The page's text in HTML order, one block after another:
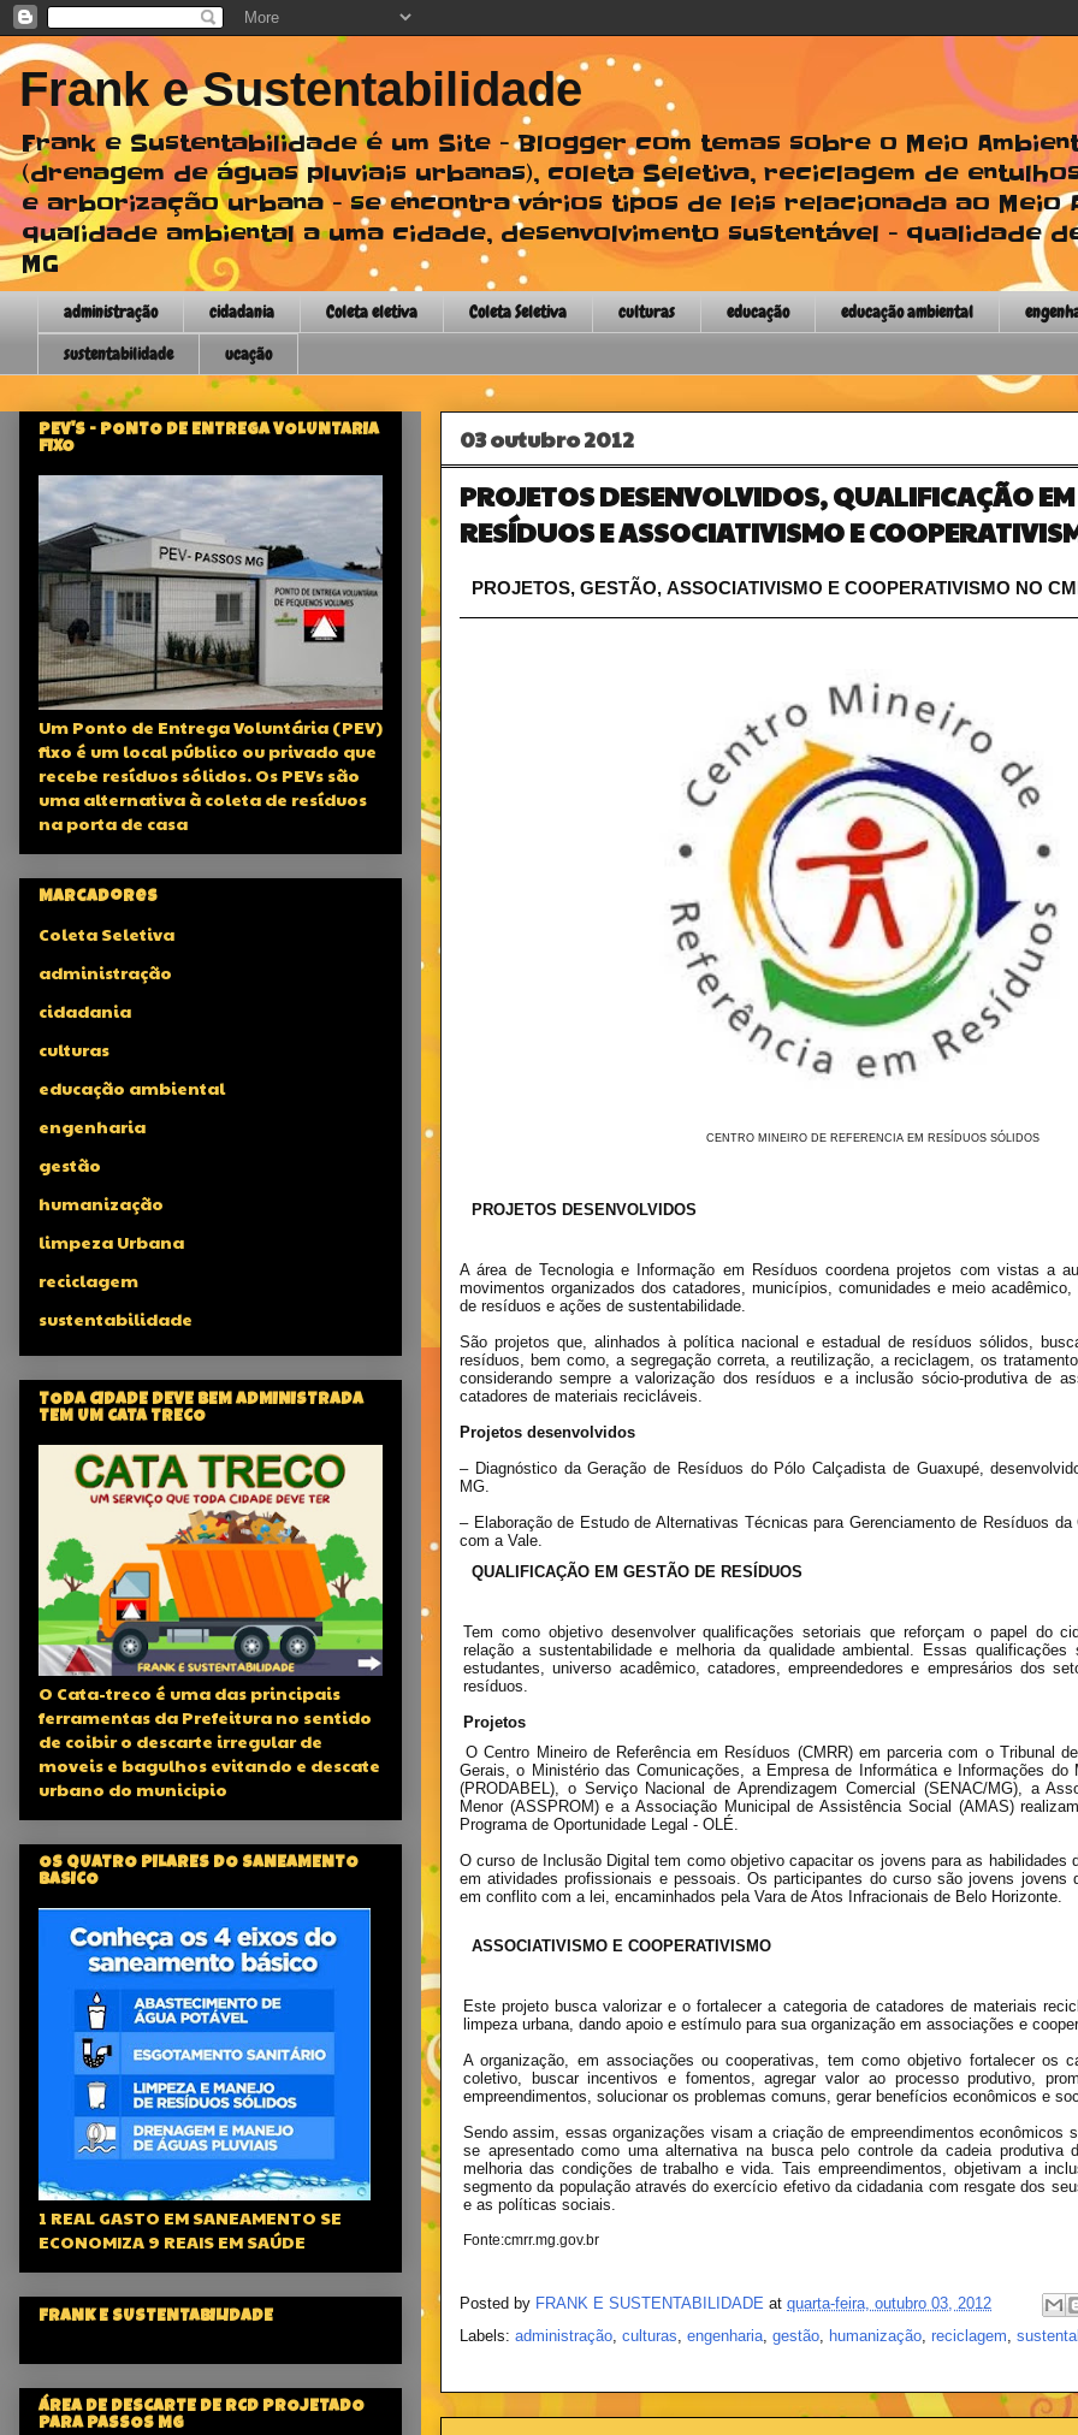
Frank e Sustentabilidade
Frank e Sustentabilidade é um Site - Blogger com temas sobre o Meio
(drenagem de águas pluviais urbanas), coleta Seletiva, reciclagem de
e arborização urbana - se encontra vários tipos de leis relacionada ao Meio
qualidade ambiental a uma cidade, desenvolvimento sustentável - qualidade
MG
administração cidadania Coleta eletiva Coleta Seletiva culturas educação educação ambiental
sustentabilidade
ucação
03 outubro 2012
PROJETOS DESENVOLVIDOS, QUALIFICAÇÃO
RESÍDUOS E ASSOCIATIVISMO E
PROJETOS, GESTÃO, ASSOCIATIVISMO E COOPERATIVISMO NO
CENTRO MINEIRO DE REFERENCIA EM RESÍDUOS SÓLIDOS
PROJETOS DESENVOLVIDOS
A área de Tecnologia e Informação em Resíduos coordena projetos com vistas a
movimentos organizados dos catadores, municípios, comunidades e meio
de resíduos e ações de sustentabilidade.
São projetos que, alinhados à política nacional e estadual de resíduos sólidos,
resíduos, bem como, a segregação correta, a reutilização, a reciclagem, os
considerando sempre a valorização dos resíduos e a inclusão sócio-produtiva de
catadores de materiais recicláveis.
Projetos desenvolvidos
– Diagnóstico da Geração de Resíduos do Pólo Calçadista de Guaxupé,
MG.
– Elaboração de Estudo de Alternativas Técnicas para Gerenciamento de Resíduos
com a Vale.
QUALIFICAÇÃO EM GESTÃO DE RESÍDUOS
Tem como objetivo desenvolver qualificações setoriais que reforçam o papel do
relação a sustentabilidade e melhoria da qualidade ambiental. Essas
estudantes, universo acadêmico, catadores, empreendedores e empresários dos
resíduos.
Projetos
O Centro Mineiro de Referência em Resíduos (CMRR) em parceria com o Tribunal
Gerais, o Ministério das Comunicações, a Empresa de Informática e Informações do
(PRODABEL), o Serviço Nacional de Aprendizagem Comercial (SENAC/MG), a
Menor (ASSPROM) e a Associação Municipal de Assistência Social (AMAS)
Programa de Oportunidade Legal - OLÉ.
O curso de Inclusão Digital tem como objetivo capacitar os jovens para as habilidades
em atividades profissionais e pessoais. Os participantes do curso são jovens jovens
em conflito com a lei, encaminhados pela Vara de Atos Infracionais de Belo Horizonte.
ASSOCIATIVISMO E COOPERATIVISMO
Este projeto busca valorizar e o fortalecer a categoria de catadores de materiais
limpeza urbana, dando apoio e estímulo para sua organização em associações e
A organização, em associações ou cooperativas, tem como objetivo fortalecer os
coletivo, buscar incentivos e fomentos, agregar valor ao processo produtivo,
empreendimentos, solucionar os problemas comuns, gerar benefícios econômicos e
Sendo assim, essas organizações visam a criação de empreendimentos econômicos
se apresentado como uma alternativa na busca pelo controle da cadeia produtiva
melhoria das condições de trabalho e vida. Tais empreendimentos, objetivam a
segmento da população através do exercício efetivo da cidadania com resgate dos
e as políticas sociais.
Fonte:cmrr.mg.gov.br
Posted by FRANK E SUSTENTABILIDADE at quarta-feira, outubro 03, 2012
Labels: administração, culturas, engenharia, gestão, humanização, reciclagem,
PEV'S - PONTO DE ENTREGA VOLUNTARIA
FIXO
Um Ponto de Entrega Voluntária (PEV)
fixo é um local público ou privado que
recebe resíduos sólidos. Os PEVs são
uma alternativa à coleta de resíduos
na porta de casa
Marcadores
Coleta Seletiva
administração
cidadania
culturas
educação ambiental
engenharia
gestão
humanização
limpeza Urbana
reciclagem
sustentabilidade
TODA CIDADE DEVE BEM ADMINISTRADA
TEM UM CATA TRECO
O Cata-treco é uma das principais
ferramentas da Prefeitura no sentido
de coibir o descarte irregular de
moveis e bagulhos evitando e descate
urbano do municipio
OS QUATRO PILARES DO SANEAMENTO
BASICO
1 REAL GASTO EM SANEAMENTO SE
ECONOMIZA 9 REAIS EM SAÚDE
FRANK E SUSTENTABILIDADE
ÁREA DE DESCARTE DE RCD PROJETADO
PARA PASSOS MG